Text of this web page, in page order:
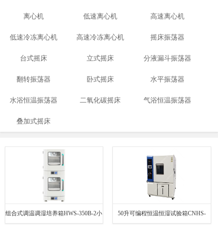
机
离心机 低速离心机 高速离心机
低速冷冻离心机 高速冷冻离心机 摇床振荡器
台式摇床 立式摇床 分液漏斗振荡器
翻转振荡器 卧式摇床 水平振荡器
水浴恒温振荡器 二氧化碳摇床 气浴恒温振荡器
叠加式摇床
组合式调温调湿培养箱HWS-350B-2小 50升可编程恒温恒湿试验箱CNHS-